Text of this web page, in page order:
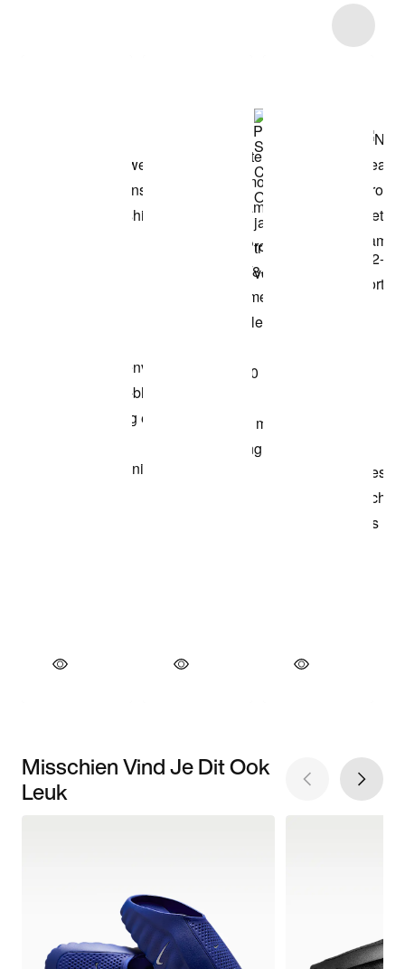
Misschien Vind Je Dit Ook
Leuk